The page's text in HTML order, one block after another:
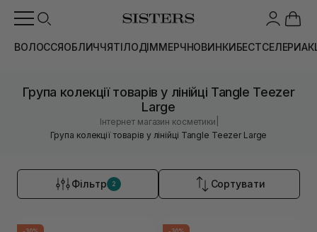
ВОЛОССЯОБЛИЧЧЯТІЛОДІММЕРЧНОВИНКИБЕСТСЕЛЕРИ
Група колекції товарів у лінійці Tangle Teezer
Large
Інтернет магазин косметики
Група колекції товарів у лінійці Tangle Teezer Large
Фільтр 2 Сортувати